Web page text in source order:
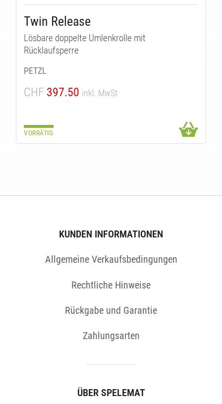
Twin Release
Lösbare doppelte Umlenkrolle mit
Rücklaufsperre
PETZL
CHF 397.50 inkl. MwSt
VORRÄTIG
KUNDEN INFORMATIONEN
Allgemeine Verkaufsbedingungen
Rechtliche Hinweise
Rückgabe und Garantie
Zahlungsarten
ÜBER SPELEMAT